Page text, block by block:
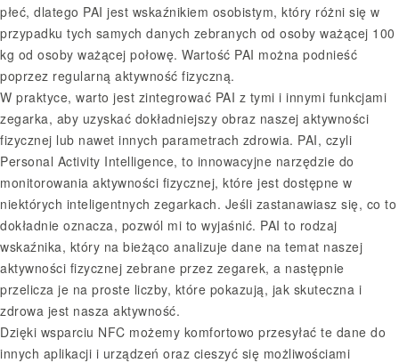
płeć, dlatego PAI jest wskaźnikiem osobistym, który różni się w
przypadku tych samych danych zebranych od osoby ważącej 100
kg od osoby ważącej połowę. Wartość PAI można podnieść
poprzez regularną aktywność fizyczną.
W praktyce, warto jest zintegrować PAI z tymi i innymi funkcjami
zegarka, aby uzyskać dokładniejszy obraz naszej aktywności
fizycznej lub nawet innych parametrach zdrowia. PAI, czyli
Personal Activity Intelligence, to innowacyjne narzędzie do
monitorowania aktywności fizycznej, które jest dostępne w
niektórych inteligentnych zegarkach. Jeśli zastanawiasz się, co to
dokładnie oznacza, pozwól mi to wyjaśnić. PAI to rodzaj
wskaźnika, który na bieżąco analizuje dane na temat naszej
aktywności fizycznej zebrane przez zegarek, a następnie
przelicza je na proste liczby, które pokazują, jak skuteczna i
zdrowa jest nasza aktywność.
Dzięki wsparciu NFC możemy komfortowo przesyłać te dane do
innych aplikacji i urządzeń oraz cieszyć się możliwościami